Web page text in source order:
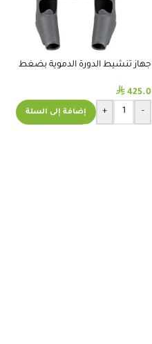
جهاز تنشيط الدورة الدموية بضغط
⃁ 425.0
-
+ إضافة إلى السلة